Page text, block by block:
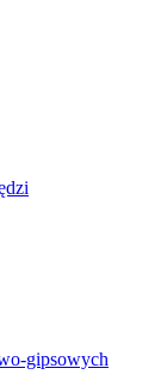
gipsowych